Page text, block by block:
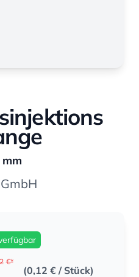
mm
€*
(0,12 € / Stück)